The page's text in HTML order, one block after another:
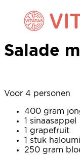
Salade
Salade
Voor 4 personen
400 gram
1 sinaasappel
1 grapefruit
1 stuk haloumi
250 gram